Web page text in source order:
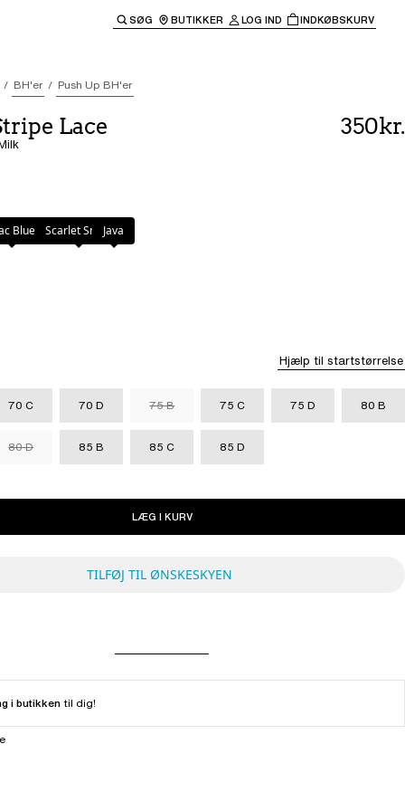
hovednavigationen.
SØG BUTIKKER LOG IND INDKØBSKURV
BH'er Push Up BH'er
Lace 350kr.
Blue Scarlet SmileJava
Hjælp til startstørrelse
70 C 70 D 75 B 75 C 75 D 80 B
80 D 85 B 85 C 85 D
LÆG I KURV
TILFØJ TIL ØNSKESKYEN
i butikken til dig!